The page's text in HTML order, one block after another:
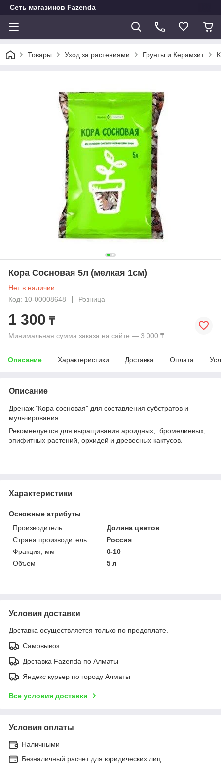
Сеть магазинов Fazenda
Товары Уход за растениями Грунты и Керамзит
Кора Сосновая 5л (мелкая 1см)
Нет в наличии
Код: 10-00008648
Розница
1 300 ₸
Минимальная сумма заказа на сайте — 3 000 ₸
Описание Характеристики Доставка Оплата
Описание
Дренаж "Кора сосновая" для составления субстратов и
мульчирования.
Рекомендуется для выращивания ароидных, бромелиевых,
эпифитных растений, орхидей и древесных кактусов.
Характеристики
Основные атрибуты
Производитель
Долина цветов
Страна производитель
Россия
Фракция, мм
0-10
Объем
5 л
Условия доставки
Доставка осуществляется только по предоплате.
Самовывоз
Доставка Fazenda по Алматы
Яндекс курьер по городу Алматы
Все условия доставки
Условия оплаты
Наличными
Безналичный расчет для юридических лиц